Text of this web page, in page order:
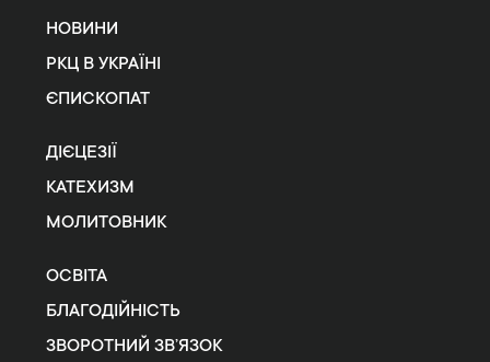
НОВИНИ
РКЦ В УКРАЇНІ
ЄПИСКОПАТ
ДІЄЦЕЗІЇ
КАТЕХИЗМ
МОЛИТОВНИК
ОСВІТА
БЛАГОДІЙНІСТЬ
ЗВОРОТНИЙ ЗВ’ЯЗОК